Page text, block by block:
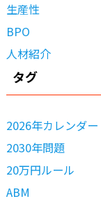
生産性
BPO
人材紹介
タグ
2026年カレンダー
2030年問題
20万円ルール
ABM